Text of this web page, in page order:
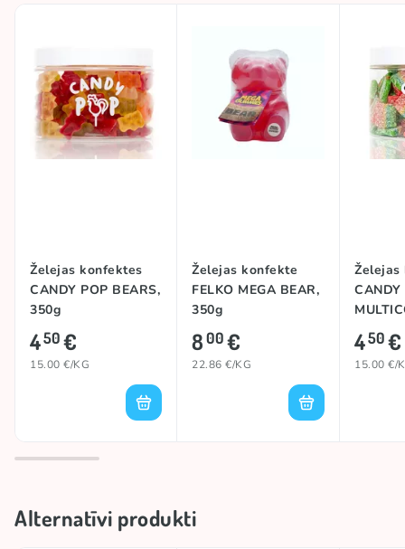
Želejas konfektes
CANDY POP BEARS,
350g
450€
15.00 €/KG
Želejas konfekte
FELKO MEGA BEAR,
350g
800€
22.86 €/KG
Želejas
CANDY
BITES,
450€
15.00 €/
Alternatīvi produkti